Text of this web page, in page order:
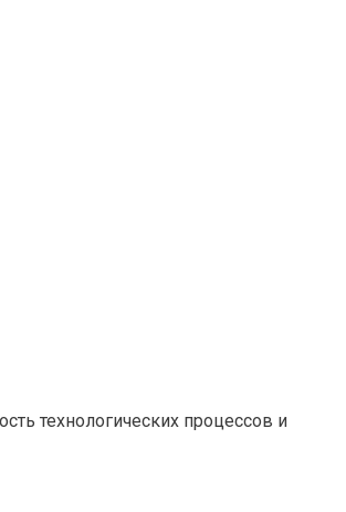
технологических процессов и